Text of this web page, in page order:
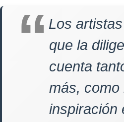
Los
que la
cuenta
más, como
inspiración